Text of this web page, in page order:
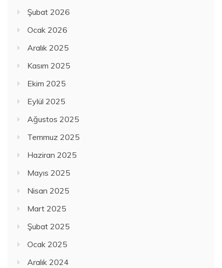
Şubat 2026
Ocak 2026
Aralık 2025
Kasım 2025
Ekim 2025
Eylül 2025
Ağustos 2025
Temmuz 2025
Haziran 2025
Mayıs 2025
Nisan 2025
Mart 2025
Şubat 2025
Ocak 2025
Aralık 2024